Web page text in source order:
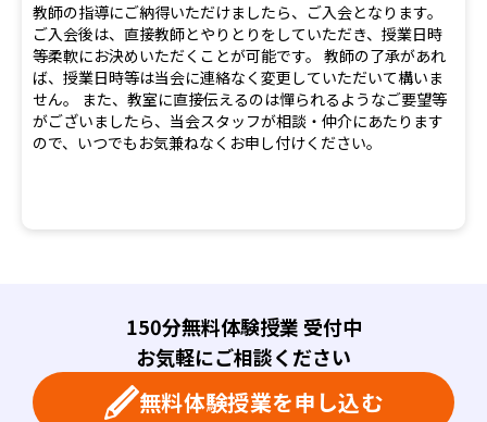
教師の指導にご納得いただけましたら、ご入会となります。
ご入会後は、直接教師とやりとりをしていただき、授業日時
等柔軟にお決めいただくことが可能です。 教師の了承があれ
ば、授業日時等は当会に連絡なく変更していただいて構いま
せん。 また、教室に直接伝えるのは憚られるようなご要望等
がございましたら、当会スタッフが相談・仲介にあたります
ので、いつでもお気兼ねなくお申し付けください。
150分無料体験授業 受付中
お気軽にご相談ください
無料体験授業を申し込む